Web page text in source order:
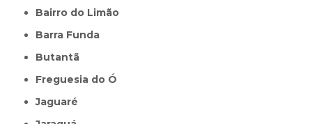
Bairro do Limão
Barra Funda
Butantã
Freguesia do Ó
Jaguaré